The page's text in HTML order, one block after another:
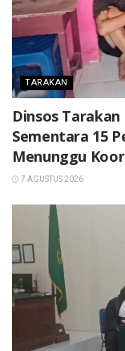
TARAKAN
Dinsos
Sementara 15
Menunggu
7 AGUSTUS 2026